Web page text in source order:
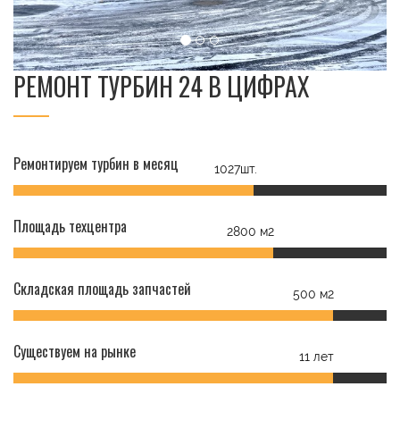
РЕМОНТ ТУРБИН 24 В ЦИФРАХ
Ремонтируем турбин в месяц 1027шт.
Площадь техцентра 2800 м2
Складская площадь запчастей 500 м2
Существуем на рынке 11 лет